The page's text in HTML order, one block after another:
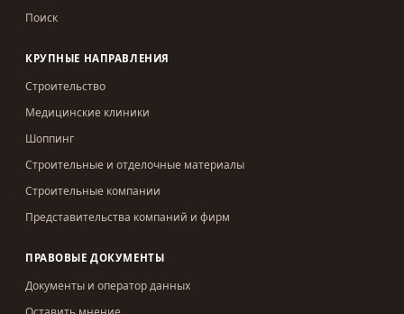
Поиск
КРУПНЫЕ НАПРАВЛЕНИЯ
Строительство
Медицинские клиники
Шоппинг
Строительные и отделочные материалы
Строительные компании
Представительства компаний и фирм
ПРАВОВЫЕ ДОКУМЕНТЫ
Документы и оператор данных